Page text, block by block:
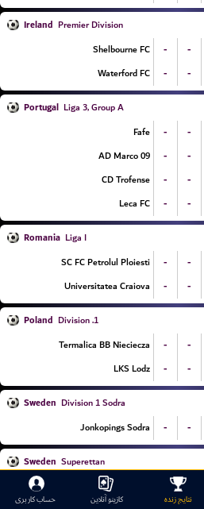
Ireland Premier Division
Shelbourne FC
- -
Waterford FC
- -
Portugal Liga 3, Group A
Fafe
- -
AD Marco 09
- -
CD Trofense
- -
Leca FC
- -
Romania Liga I
SC FC Petrolul Ploiesti
- -
Universitatea Craiova
- -
Poland
1. Division
Termalica BB Nieciecza
- -
LKS Lodz
- -
Sweden Division 1 Sodra
Jonkopings Sodra
- -
Sweden Superettan
Varbergs BoIS FC
نتایج زنده کازینو آنلاین حساب کاربری